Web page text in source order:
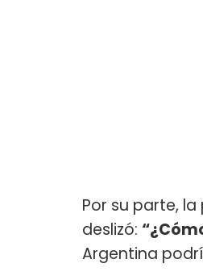
Por su parte,
deslizó:
Argentina